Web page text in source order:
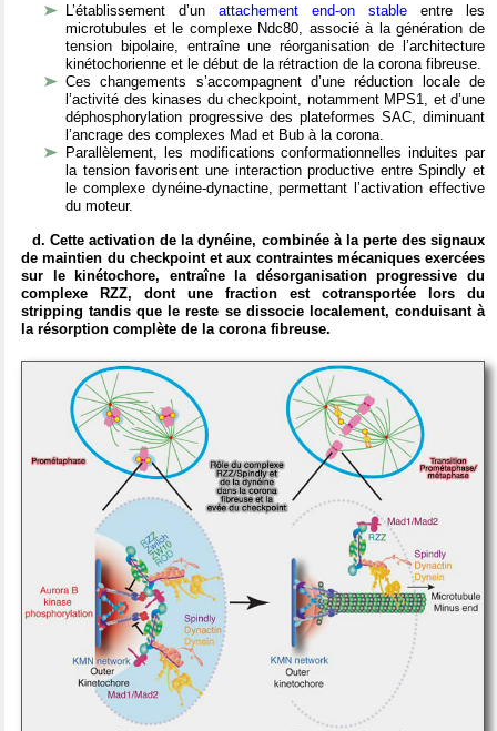
L’établissement d’un attachement end-on stable entre les
microtubules et le complexe Ndc80, associé à la génération de
tension bipolaire, entraîne une réorganisation de l’architecture
kinétochorienne et le début de la rétraction de la corona fibreuse.
Ces changements s’accompagnent d’une réduction locale de
l’activité des kinases du checkpoint, notamment MPS1, et d’une
déphosphorylation progressive des plateformes SAC, diminuant
l’ancrage des complexes Mad et Bub à la corona.
Parallèlement, les modifications conformationnelles induites par
la tension favorisent une interaction productive entre Spindly et
le complexe dynéine-dynactine, permettant l’activation effective
du moteur.
d. Cette activation de la dynéine, combinée à la perte des signaux
de maintien du checkpoint et aux contraintes mécaniques exercées
sur le kinétochore, entraîne la désorganisation progressive du
complexe RZZ, dont une fraction est cotransportée lors du
stripping tandis que le reste se dissocie localement, conduisant à
la résorption complète de la corona fibreuse.